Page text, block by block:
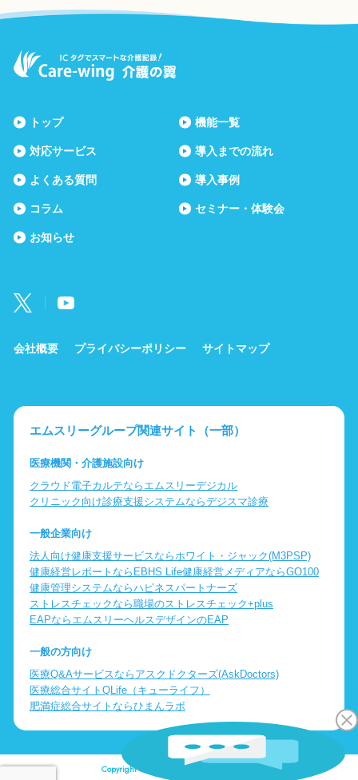
トップ 機能一覧
対応サービス 導入までの流れ
よくある質問 導入事例
コラム セミナー・体験会
お知らせ
会社概要 プライバシーポリシー サイトマップ
エムスリーグループ関連サイト（一部）
医療機関・介護施設向け
クラウド電子カルテならエムスリーデジカル
クリニック向け診療支援システムならデジスマ診療
一般企業向け
法人向け健康支援サービスならホワイト・ジャック(M3PSP)
健康経営レポートならEBHS Life健康経営メディアならGO100
健康管理システムならハピネスパートナーズ
ストレスチェックなら職場のストレスチェック+plus
EAPならエムスリーヘルスデザインのEAP
一般の方向け
医療Q&Aサービスならアスクドクターズ(AskDoctors)
医療総合サイトQLife（キューライフ）
肥満症総合サイトならひまんラボ
Copyright © Logic Inc. All Rights Reserved.